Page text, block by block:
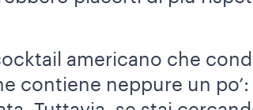
americano che
contiene neppure un